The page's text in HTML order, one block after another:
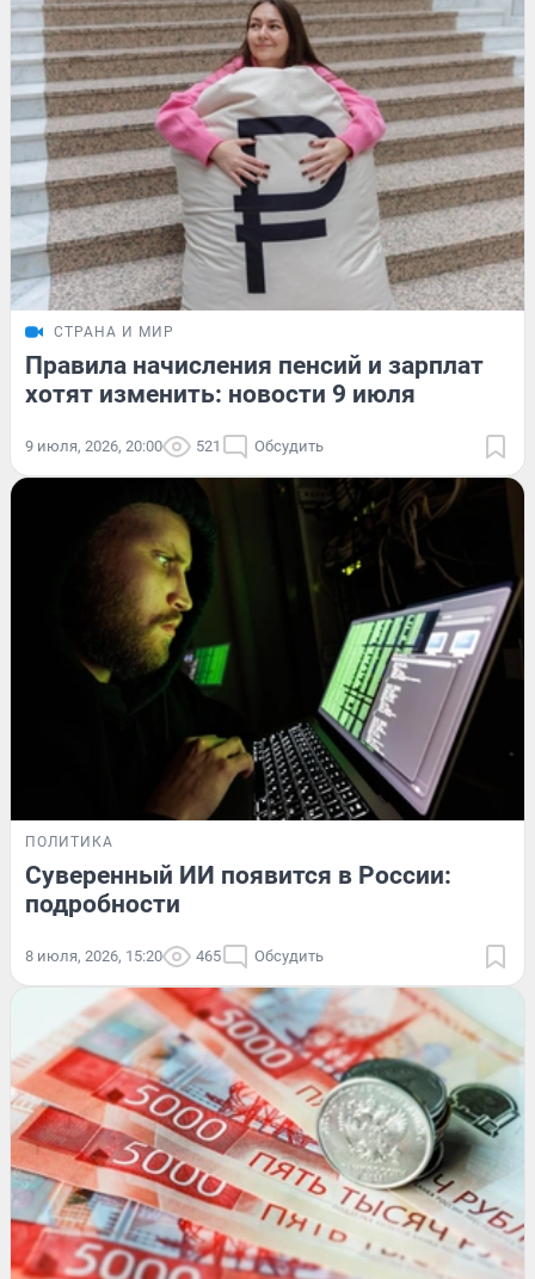
СТРАНА И МИР
Правила начисления пенсий и зарплат
хотят изменить: новости 9 июля
9 июля, 2026, 20:00 521 Обсудить
ПОЛИТИКА
Суверенный ИИ появится в России:
подробности
8 июля, 2026, 15:20 465 Обсудить